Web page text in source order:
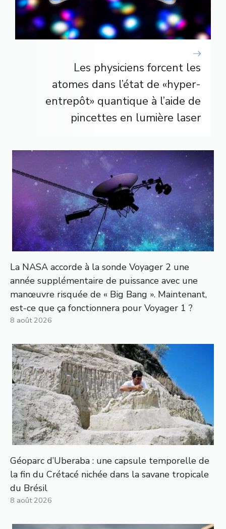
Les physiciens forcent les
atomes dans l’état de «hyper-
entrepôt» quantique à l’aide de
pincettes en lumière laser
La NASA accorde à la sonde Voyager 2 une
année supplémentaire de puissance avec une
manœuvre risquée de « Big Bang ». Maintenant,
est-ce que ça fonctionnera pour Voyager 1 ?
8 août 2026
Géoparc d’Uberaba : une capsule temporelle de
la fin du Crétacé nichée dans la savane tropicale
du Brésil
8 août 2026